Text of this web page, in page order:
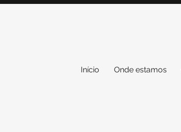
Início Onde estamos